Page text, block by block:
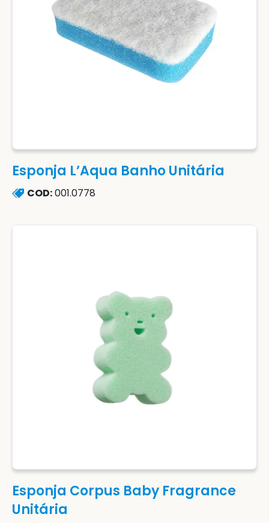
Esponja L’Aqua Banho Unitária
COD:001.0778
Esponja Corpus Baby Fragrance
Unitária